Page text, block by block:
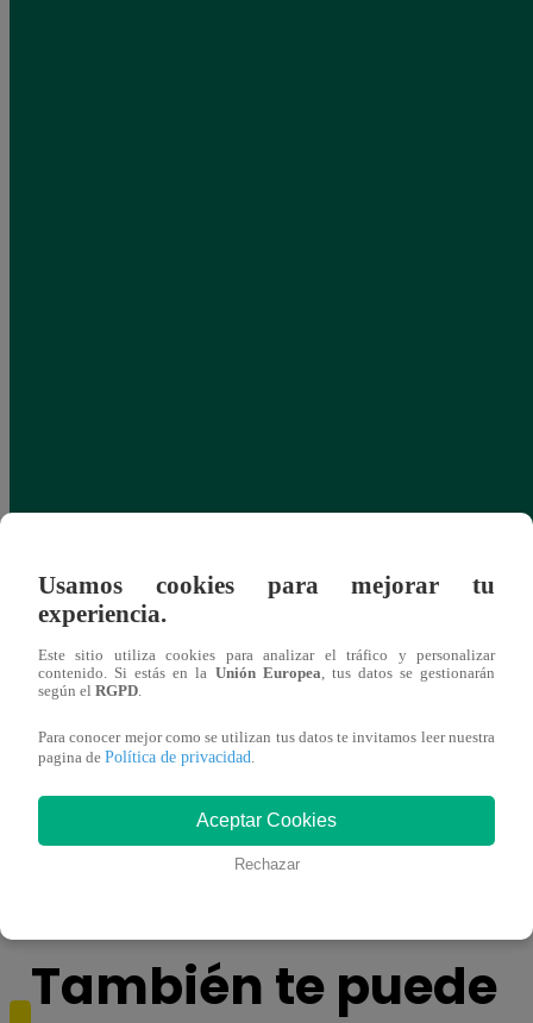
más unidas que nunca?
También te puede
Usamos cookies para mejorar tu
experiencia.
Este sitio utiliza cookies para analizar el tráfico y personalizar
contenido. Si estás en la Unión Europea, tus datos se gestionarán
según el RGPD.
Para conocer mejor como se utilizan tus datos te invitamos leer nuestra
pagina de Política de privacidad.
Aceptar Cookies
Rechazar